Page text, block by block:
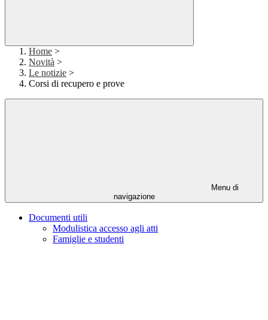
Home >
Novità >
Le notizie >
Corsi di recupero e prove
Menu di
navigazione
Documenti utili
Modulistica accesso agli atti
Famiglie e studenti